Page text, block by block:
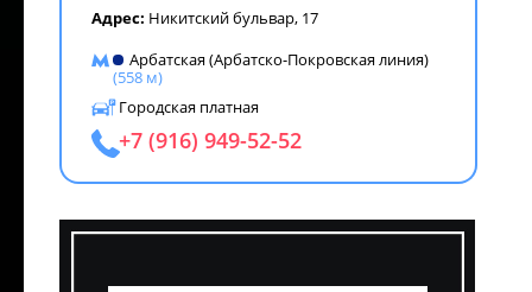
Адрес: Никитский бульвар, 17
Арбатская (Арбатско-Покровская линия)
(558 м)
Городская платная
+7 (916) 949-52-52